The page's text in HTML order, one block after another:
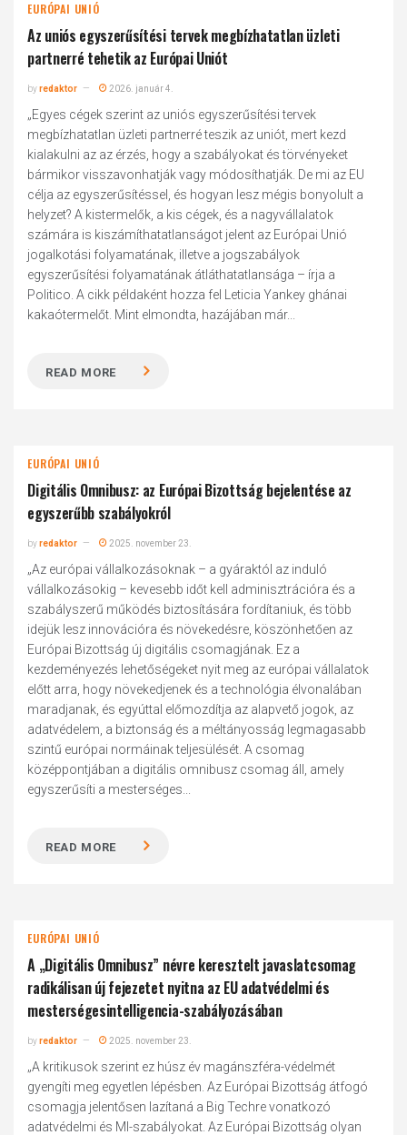
EURÓPAI UNIÓ
Az uniós egyszerűsítési tervek megbízhatatlan üzleti
partnerré tehetik az Európai Uniót
byredaktor 2026. január 4.
„Egyes cégek szerint az uniós egyszerűsítési tervek
megbízhatatlan üzleti partnerré teszik az uniót, mert kezd
kialakulni az az érzés, hogy a szabályokat és törvényeket
bármikor visszavonhatják vagy módosíthatják. De mi az EU
célja az egyszerűsítéssel, és hogyan lesz mégis bonyolult a
helyzet? A kistermelők, a kis cégek, és a nagyvállalatok
számára is kiszámíthatatlanságot jelent az Európai Unió
jogalkotási folyamatának, illetve a jogszabályok
egyszerűsítési folyamatának átláthatatlansága – írja a
Politico. A cikk példaként hozza fel Leticia Yankey ghánai
kakaótermelőt. Mint elmondta, hazájában már...
READ MORE
EURÓPAI UNIÓ
Digitális Omnibusz: az Európai Bizottság bejelentése az
egyszerűbb szabályokról
byredaktor 2025. november 23.
„Az európai vállalkozásoknak – a gyáraktól az induló
vállalkozásokig – kevesebb időt kell adminisztrációra és a
szabályszerű működés biztosítására fordítaniuk, és több
idejük lesz innovációra és növekedésre, köszönhetően az
Európai Bizottság új digitális csomagjának. Ez a
kezdeményezés lehetőségeket nyit meg az európai vállalatok
előtt arra, hogy növekedjenek és a technológia élvonalában
maradjanak, és egyúttal előmozdítja az alapvető jogok, az
adatvédelem, a biztonság és a méltányosság legmagasabb
szintű európai normáinak teljesülését. A csomag
középpontjában a digitális omnibusz csomag áll, amely
egyszerűsíti a mesterséges...
READ MORE
EURÓPAI UNIÓ
A „Digitális Omnibusz” névre keresztelt javaslatcsomag
radikálisan új fejezetet nyitna az EU adatvédelmi és
mesterségesintelligencia-szabályozásában
byredaktor 2025. november 23.
„A kritikusok szerint ez húsz év magánszféra-védelmét
gyengíti meg egyetlen lépésben. Az Európai Bizottság átfogó
csomagja jelentősen lazítaná a Big Techre vonatkozó
adatvédelmi és MI-szabályokat. Az Európai Bizottság olyan